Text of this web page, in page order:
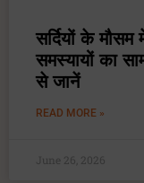
सर्दियों के मौसम
समस्यायों का
से जानें
READ MORE »
June 26, 2026